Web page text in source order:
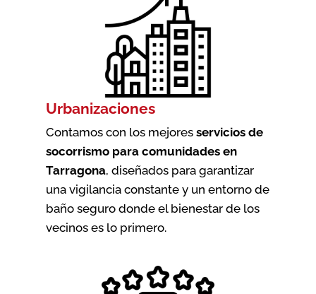
Urbanizaciones
Contamos con los mejores servicios de
socorrismo para comunidades en
Tarragona, diseñados para garantizar
una vigilancia constante y un entorno de
baño seguro donde el bienestar de los
vecinos es lo primero.